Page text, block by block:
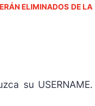
ELIMINADOS DE LA
su USERNAME.